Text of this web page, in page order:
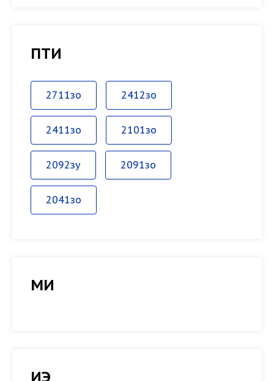
ПТИ
2711зо 2412зо
2411зо 2101зо
2092зу 2091зо
2041зо
МИ
ИЭ